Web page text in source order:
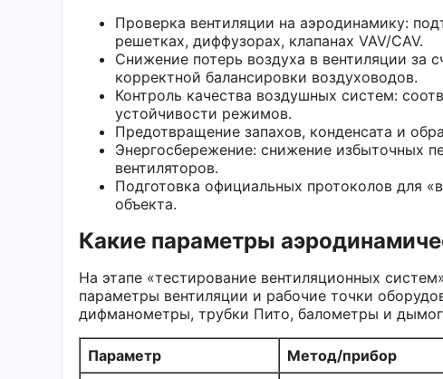
Проверка вентиляции на аэродинамику:
решетках, диффузорах, клапанах VAV/CAV.
Снижение потерь воздуха в вентиляции за
корректной балансировки воздуховодов.
Контроль качества воздушных систем:
устойчивости режимов.
Предотвращение запахов, конденсата и
Энергосбережение: снижение избыточных
вентиляторов.
Подготовка официальных протоколов для
объекта.
Какие параметры
На этапе «тестирование вентиляционных
параметры вентиляции и рабочие точки
дифманометры, трубки Пито, балометры и
Параметр Метод/прибор